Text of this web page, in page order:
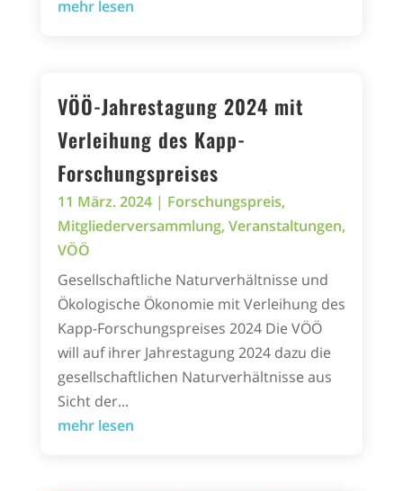
mehr lesen
VÖÖ-Jahrestagung 2024 mit
Verleihung des Kapp-
Forschungspreises
11 März. 2024| Forschungspreis,
Mitgliederversammlung, Veranstaltungen,
VÖÖ
Gesellschaftliche Naturverhältnisse und
Ökologische Ökonomie mit Verleihung des
Kapp-Forschungspreises 2024 Die VÖÖ
will auf ihrer Jahrestagung 2024 dazu die
gesellschaftlichen Naturverhältnisse aus
Sicht der...
mehr lesen